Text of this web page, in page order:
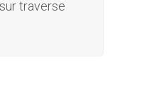
traverse